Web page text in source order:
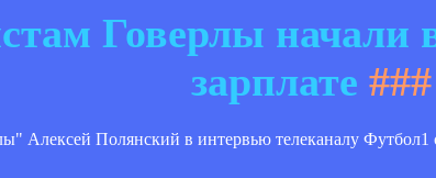
Говерлы начали
зарплате ###
Алексей Полянский в интервью телеканалу Футбол1